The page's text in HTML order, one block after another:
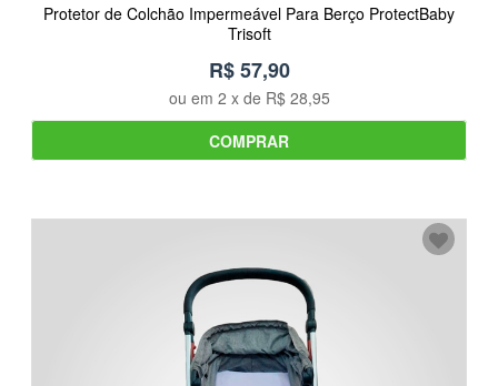
Protetor de Colchão Impermeável Para Berço ProtectBaby
Trisoft
R$ 57,90
ou em 2 x de R$ 28,95
COMPRAR